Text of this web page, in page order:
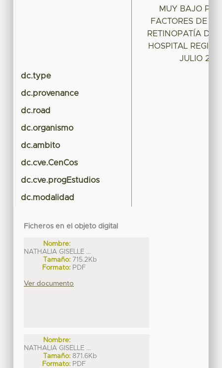
MUY BAJO
FACTORES DE
RETINOPATÍA
HOSPITAL
JULIO
dc.type
dc.provenance
dc.road
dc.organismo
dc.ambito
dc.cve.CenCos
dc.cve.progEstudios
dc.modalidad
Ficheros en el objeto digital
Nombre:
NATHALIA GISELLE ...
Tamaño: 715.2Kb
Formato: PDF
Ver documento
Nombre:
NATHALIA GISELLE ...
Tamaño: 871.6Kb
Formato: PDF